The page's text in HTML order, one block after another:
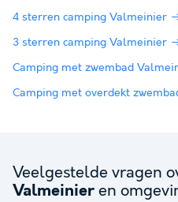
4 sterren camping Valmeinier
3 sterren camping Valmeinier
Camping met zwembad
Camping met overdekt
Veelgestelde vragen
Valmeinier en